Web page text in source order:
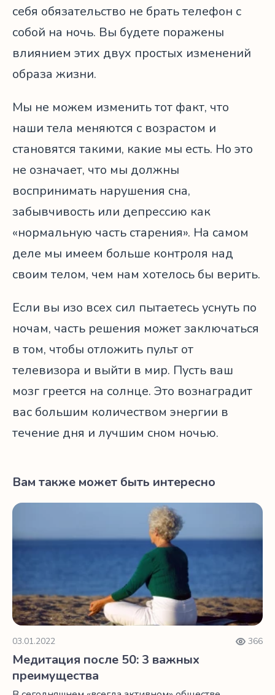
себя обязательство не брать телефон с
собой на ночь. Вы будете поражены
влиянием этих двух простых изменений
образа жизни.
Мы не можем изменить тот факт, что
наши тела меняются с возрастом и
становятся такими, какие мы есть. Но это
не означает, что мы должны
воспринимать нарушения сна,
забывчивость или депрессию как
«нормальную часть старения». На самом
деле мы имеем больше контроля над
своим телом, чем нам хотелось бы верить.
Если вы изо всех сил пытаетесь уснуть по
ночам, часть решения может заключаться
в том, чтобы отложить пульт от
телевизора и выйти в мир. Пусть ваш
мозг греется на солнце. Это вознаградит
вас большим количеством энергии в
течение дня и лучшим сном ночью.
Вам также может быть интересно
Медитация после 50: 3 важных преимущества
03.01.2022 366
Медитация после 50: 3 важных
преимущества